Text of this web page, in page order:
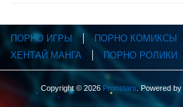
ПОРНО ИГРЫ ПОРНО КОМИКСЫ
ХЕНТАЙ МАНГА
ПОРНО РОЛИКИ
Copyright © 2026 Pronstars. Powered by